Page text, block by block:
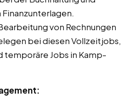
von Rechnungen
bei diesen Vollzeitjobs,
temporäre Jobs in Kamp-